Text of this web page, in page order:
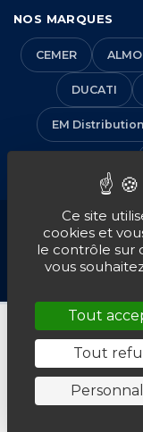
NOS MARQUES
CEMER ALMO
DUCATI
EM Distribution
Mentions
© 2016-2026
Spécialiste de
Ce site
cookies et
le contrôle sur
vous
Tout
Tout